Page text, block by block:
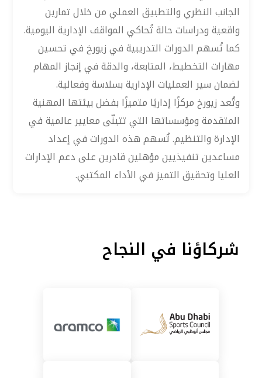
الجانب النظري والتطبيق العملي من خلال تمارين
واقعية ودراسات حالة تُحاكي المواقف الإدارية اليومية.
كما تُسهم الدورات التدريبية في زيورخ في تحسين
مهارات التخطيط، المتابعة، والدقة في إنجاز المهام
لضمان سير العمليات الإدارية بسلاسة وفعالية.
وتُعد زيورخ مركزًا إداريًا متميزًا بفضل بيئتها المهنية
المتقدمة ومؤسساتها التي تتبنّى معايير عالمية في
الإدارة والتنظيم. تُسهم هذه الدورات في إعداد
مساعدين تنفيذيين مؤهلين قادرين على دعم الإدارات
العليا وتحقيق التميز في الأداء المكتبي.
شركاؤنا في النجاح